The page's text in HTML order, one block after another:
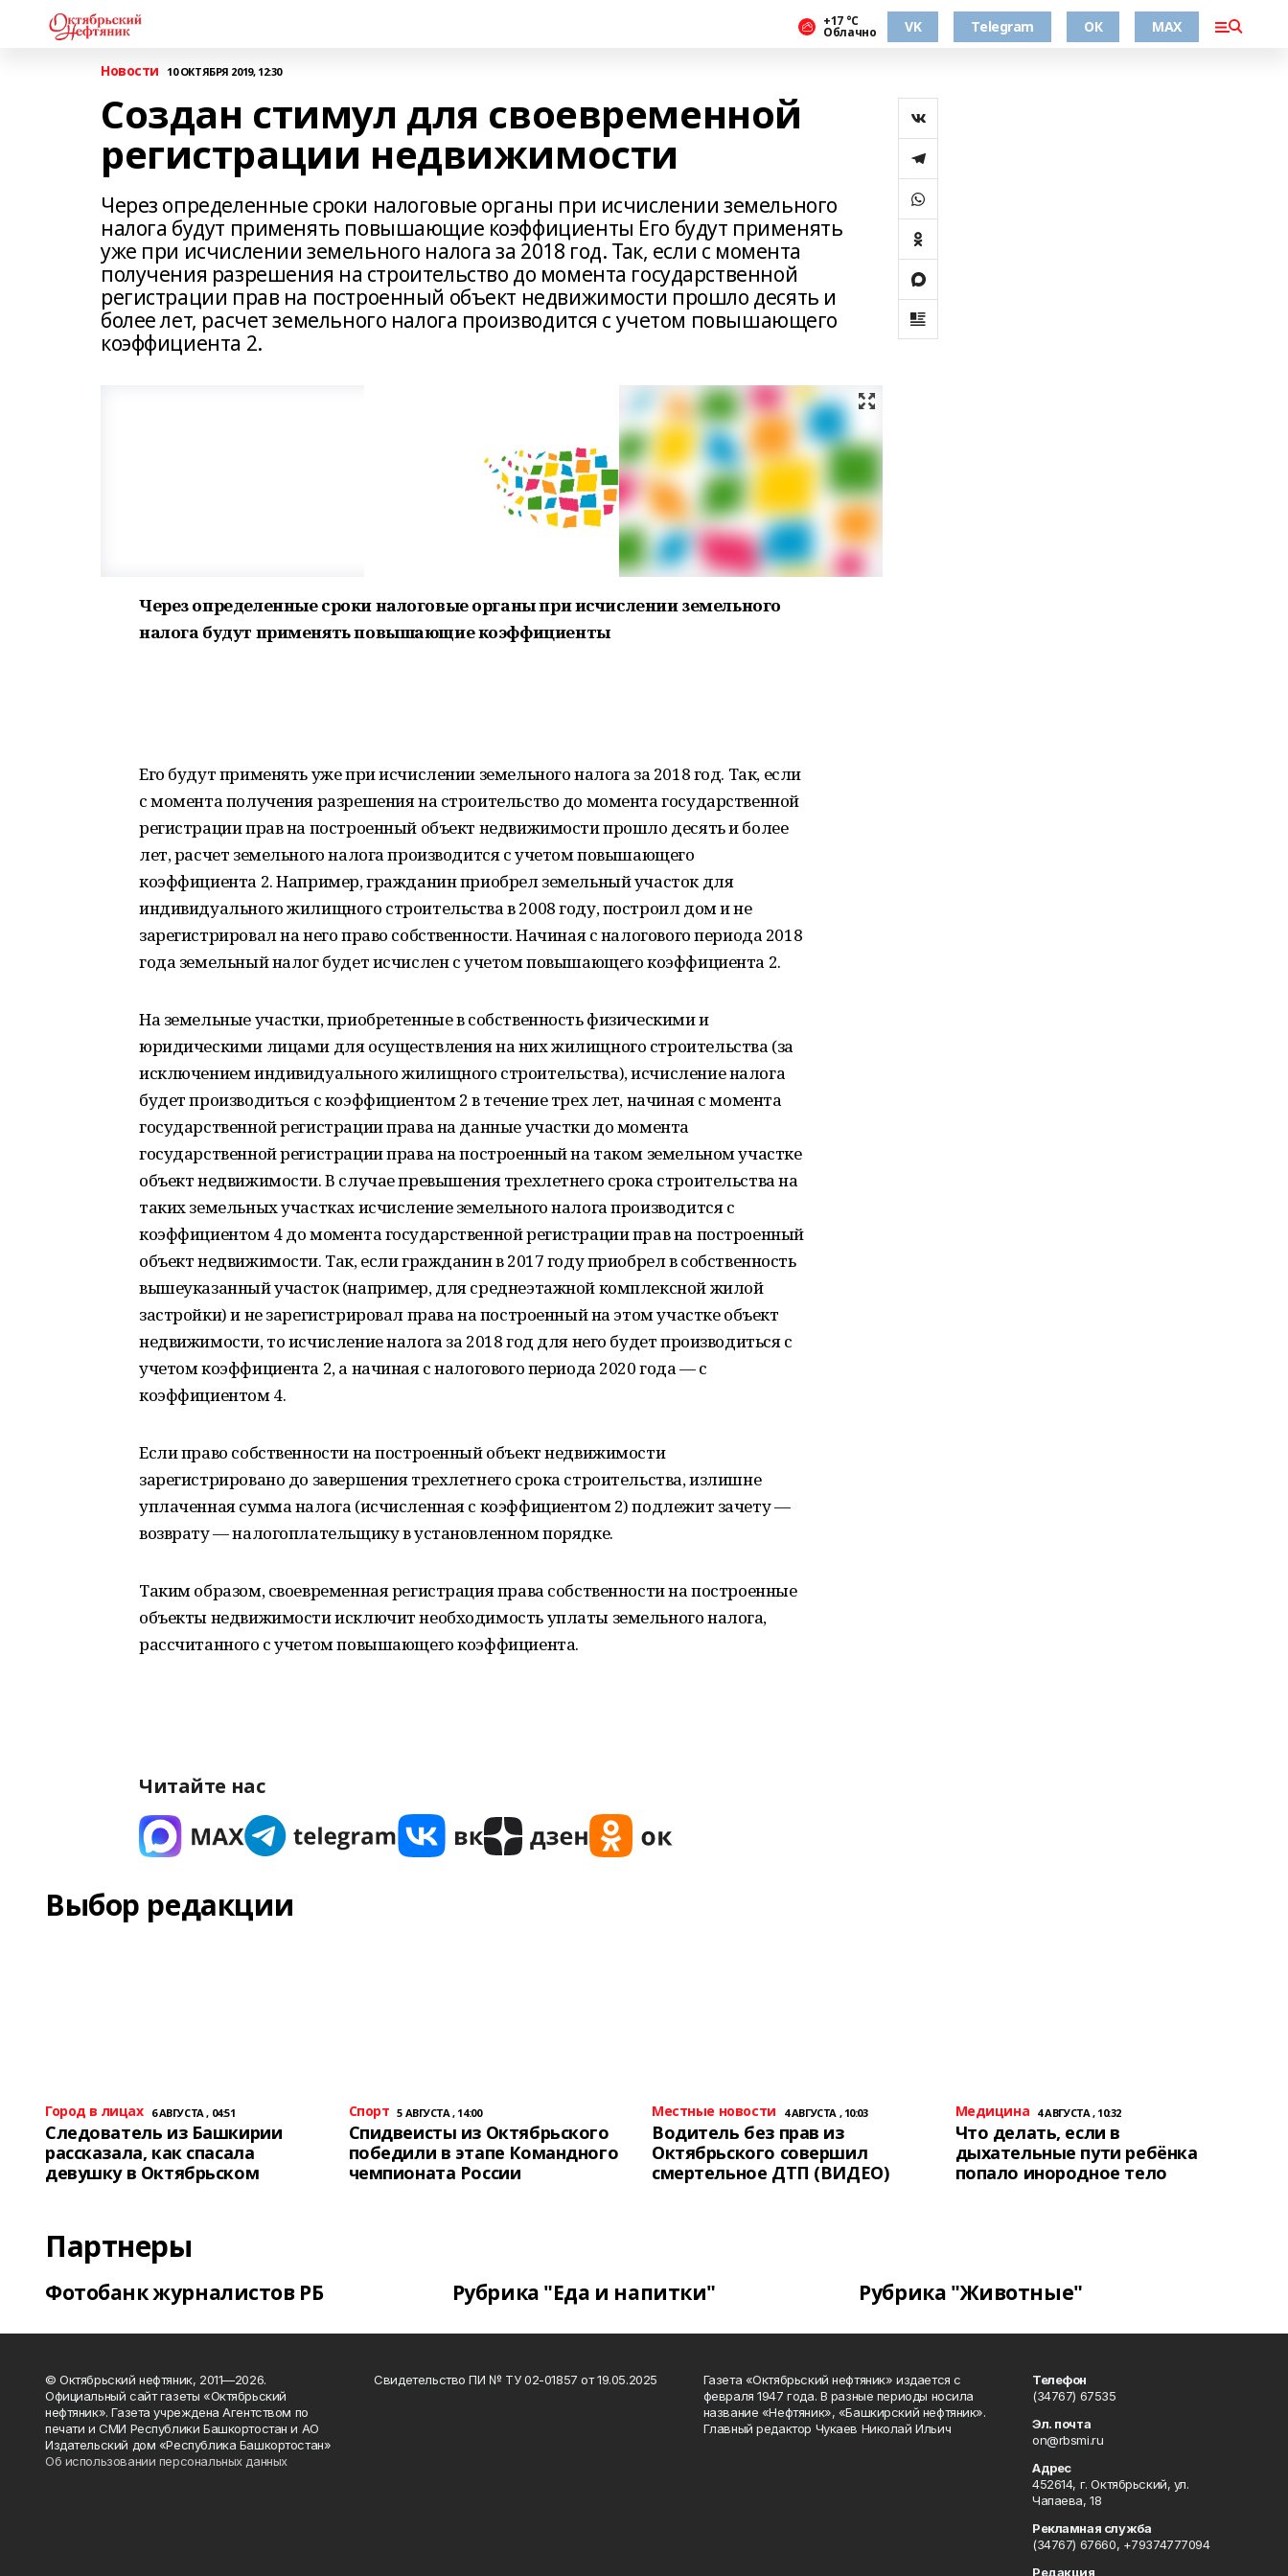
+17 °С
Облачно VK Telegram ОК MAX
Новости 10 ОКТЯБРЯ 2019, 12:30
Создан стимул для своевременной
регистрации недвижимости
Через определенные сроки налоговые органы при исчислении земельного
налога будут применять повышающие коэффициенты Его будут применять
уже при исчислении земельного налога за 2018 год. Так, если с момента
получения разрешения на строительство до момента государственной
регистрации прав на построенный объект недвижимости прошло десять и
более лет, расчет земельного налога производится с учетом повышающего
коэффициента 2.
Через определенные сроки налоговые органы при исчислении земельного
налога будут применять повышающие коэффициенты
Его будут применять уже при исчислении земельного налога за 2018 год. Так, если
с момента получения разрешения на строительство до момента государственной
регистрации прав на построенный объект недвижимости прошло десять и более
лет, расчет земельного налога производится с учетом повышающего
коэффициента 2. Например, гражданин приобрел земельный участок для
индивидуального жилищного строительства в 2008 году, построил дом и не
зарегистрировал на него право собственности. Начиная с налогового периода 2018
года земельный налог будет исчислен с учетом повышающего коэффициента 2.
На земельные участки, приобретенные в собственность физическими и
юридическими лицами для осуществления на них жилищного строительства (за
исключением индивидуального жилищного строительства), исчисление налога
будет производиться с коэффициентом 2 в течение трех лет, начиная с момента
государственной регистрации права на данные участки до момента
государственной регистрации права на построенный на таком земельном участке
объект недвижимости. В случае превышения трехлетнего срока строительства на
таких земельных участках исчисление земельного налога производится с
коэффициентом 4 до момента государственной регистрации прав на построенный
объект недвижимости. Так, если гражданин в 2017 году приобрел в собственность
вышеуказанный участок (например, для среднеэтажной комплексной жилой
застройки) и не зарегистрировал права на построенный на этом участке объект
недвижимости, то исчисление налога за 2018 год для него будет производиться с
учетом коэффициента 2, а начиная с налогового периода 2020 года — с
коэффициентом 4.
Если право собственности на построенный объект недвижимости
зарегистрировано до завершения трехлетнего срока строительства, излишне
уплаченная сумма налога (исчисленная с коэффициентом 2) подлежит зачету —
возврату — налогоплательщику в установленном порядке.
Таким образом, своевременная регистрация права собственности на построенные
объекты недвижимости исключит необходимость уплаты земельного налога,
рассчитанного с учетом повышающего коэффициента.
Читайте нас
Выбор редакции
Город в лицах 6 АВГУСТА , 04:51
Следователь из Башкирии
рассказала, как спасала
девушку в Октябрьском
Спорт 5 АВГУСТА , 14:00
Спидвеисты из Октябрьского
победили в этапе Командного
чемпионата России
Местные новости 4 АВГУСТА , 10:03
Водитель без прав из
Октябрьского совершил
смертельное ДТП (ВИДЕО)
Медицина 4 АВГУСТА , 10:32
Что делать, если в
дыхательные пути ребёнка
попало инородное тело
Партнеры
Фотобанк журналистов РБ Рубрика "Еда и напитки" Рубрика "Животные"
© Октябрьский нефтяник, 2011—2026.
Официальный сайт газеты «Октябрьский
нефтяник». Газета учреждена Агентством по
печати и СМИ Республики Башкортостан и АО
Издательский дом «Республика Башкортостан»
Об использовании персональных данных
Свидетельство ПИ № ТУ 02-01857 от 19.05.2025
Газета «Октябрьский нефтяник» издается с
февраля 1947 года. В разные периоды носила
название «Нефтяник», «Башкирский нефтяник».
Главный редактор Чукаев Николай Ильич
Телефон
(34767) 67535
Эл. почта
on@rbsmi.ru
Адрес
452614, г. Октябрьский, ул.
Чапаева, 18
Рекламная служба
(34767) 67660, +79374777094
Редакция